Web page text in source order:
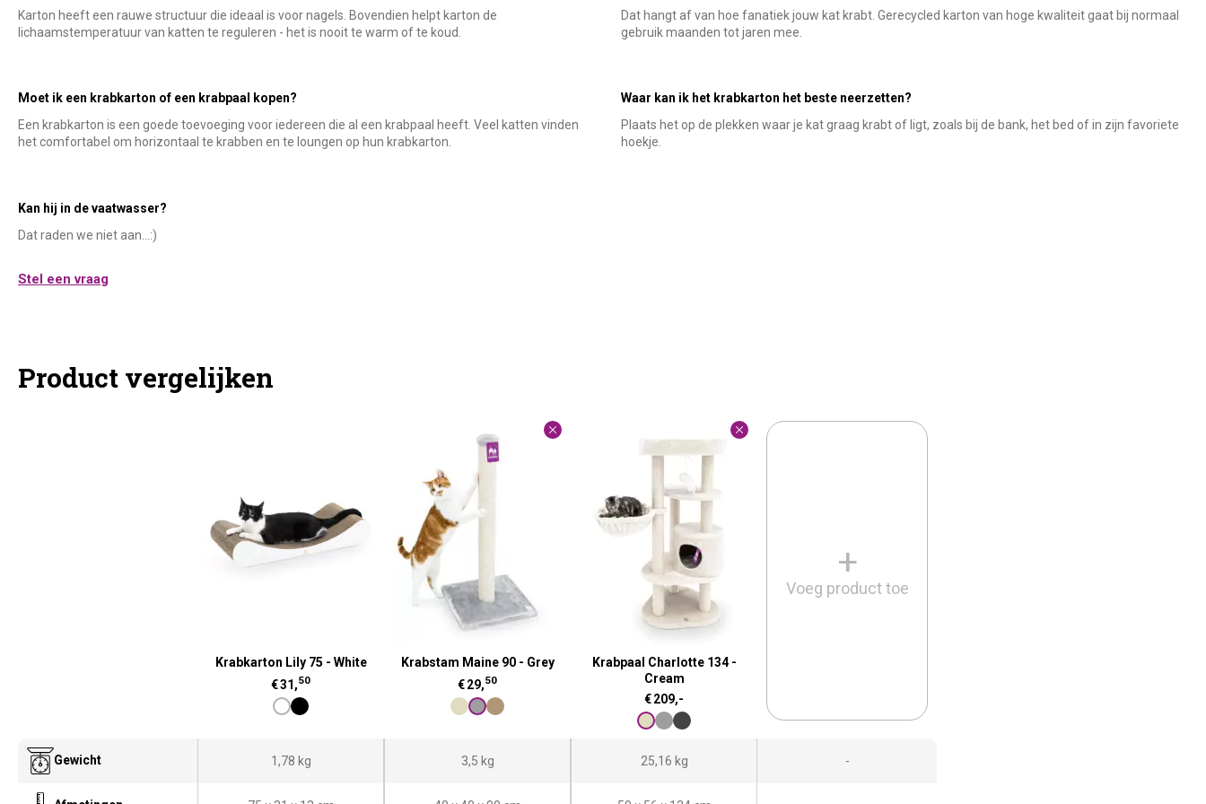
Karton heeft een rauwe structuur die ideaal is voor nagels. Bovendien helpt karton de
lichaamstemperatuur van katten te reguleren - het is nooit te warm of te koud.
Dat hangt af van hoe fanatiek jouw kat krabt. Gerecycled karton van hoge kwaliteit gaat bij normaal
gebruik maanden tot jaren mee.
Moet ik een krabkarton of een krabpaal kopen?
Een krabkarton is een goede toevoeging voor iedereen die al een krabpaal heeft. Veel katten vinden
het comfortabel om horizontaal te krabben en te loungen op hun krabkarton.
Waar kan ik het krabkarton het beste neerzetten?
Plaats het op de plekken waar je kat graag krabt of ligt, zoals bij de bank, het bed of in zijn favoriete
hoekje.
Kan hij in de vaatwasser?
Dat raden we niet aan...:)
Stel een vraag
Product vergelijken
Krabkarton Lily 75 - White
€31,50
Krabstam Maine 90 - Grey
€29,50
Krabpaal Charlotte 134 -
Cream
€209,-
+
Voeg product toe
Gewicht 1,78 kg 3,5 kg 25,16 kg -